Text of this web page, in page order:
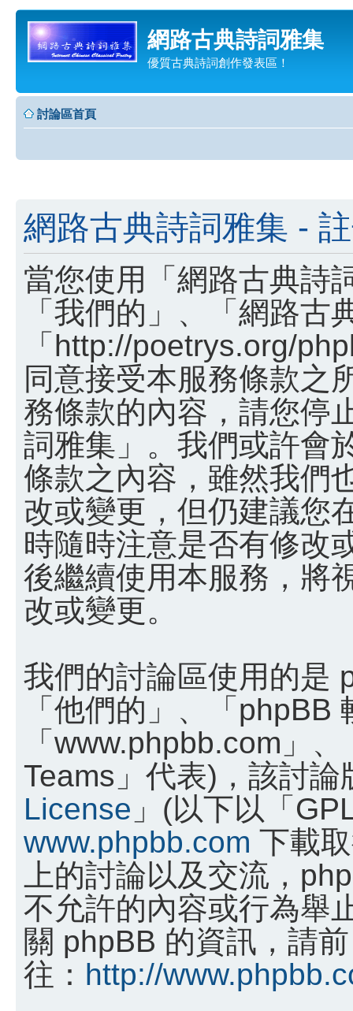
網路古典詩詞雅集
優質古典詩詞創作發表區！
討論區首頁
網路古典詩詞雅集 -
當您使用「網路古典詩
「我們的」、「網路古
「http://poetrys.org/
同意接受本服務條款之
務條款的內容，請您停
詞雅集」。我們或許會
條款之內容，雖然我們
改或變更，但仍建議您
時隨時注意是否有修改
後繼續使用本服務，將
改或變更。
我們的討論區使用的是
「他們的」、「phpBB
「www.phpbb.com」
Teams」代表)，該討論
License 」(以下以「
www.phpbb.com 下載
上的討論以及交流，
不允許的內容或行為舉
關 phpBB 的資訊，請前
往： http://